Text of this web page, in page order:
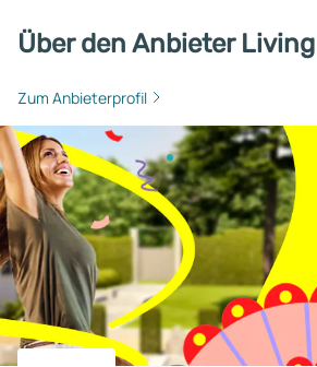
Über den Anbieter
Zum Anbieterprofil